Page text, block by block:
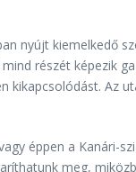
nyújt kiemelkedő
részét képezik
kikapcsolódást. Az
éppen a Kanári-
meg,